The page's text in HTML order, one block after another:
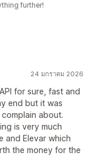
further!
24 มกราคม 2026
for sure, fast and
end but it was
about.
is very much
and Elevar which
the money for the